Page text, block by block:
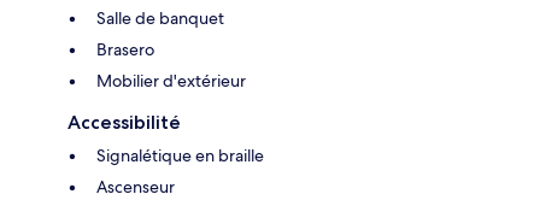
Salle de banquet
Brasero
Mobilier d'extérieur
Accessibilité
Signalétique en braille
Ascenseur